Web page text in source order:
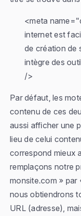
<meta
internet est
de création de
intègre des
/>
Par défaut, les
contenu de ces
aussi afficher une
lieu de celui
correspond mieux
remplaçons notre
monsite.com » par
nous obtiendrons
URL (adresse),